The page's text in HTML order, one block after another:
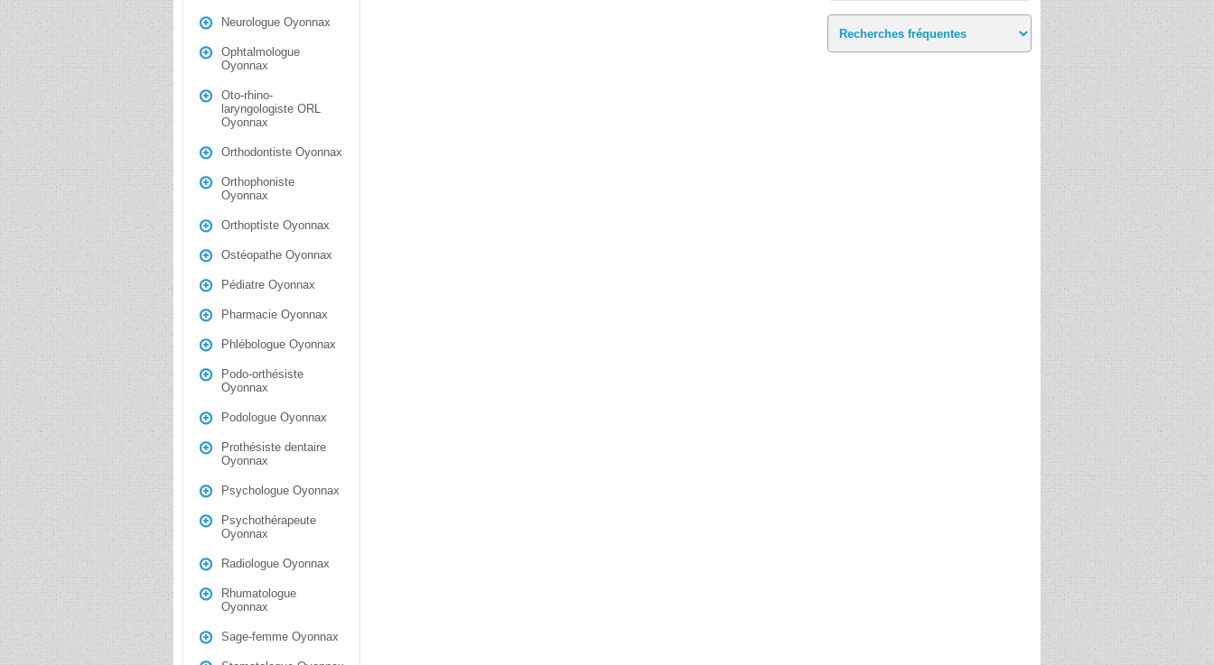
Neurologue Oyonnax
Ophtalmologue
Oyonnax
Oto-rhino-
laryngologiste ORL
Oyonnax
Orthodontiste Oyonnax
Orthophoniste
Oyonnax
Orthoptiste Oyonnax
Ostéopathe Oyonnax
Pédiatre Oyonnax
Pharmacie Oyonnax
Phlébologue Oyonnax
Podo-orthésiste
Oyonnax
Podologue Oyonnax
Prothésiste dentaire
Oyonnax
Psychologue Oyonnax
Psychothérapeute
Oyonnax
Radiologue Oyonnax
Rhumatologue
Oyonnax
Sage-femme Oyonnax